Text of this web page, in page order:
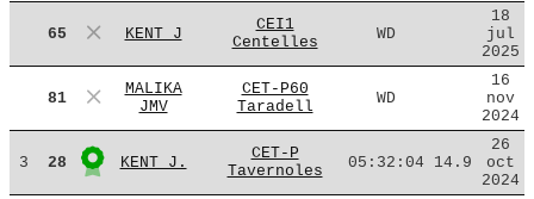
65 KENT J
CEI1
Centelles
WD
18
jul
2025
81
MALIKA
JMV
CET-P60
Taradell
WD
16
nov
2024
3 28 KENT J.
CET-P
Tavernoles
05:32:04 14.9
26
oct
2024